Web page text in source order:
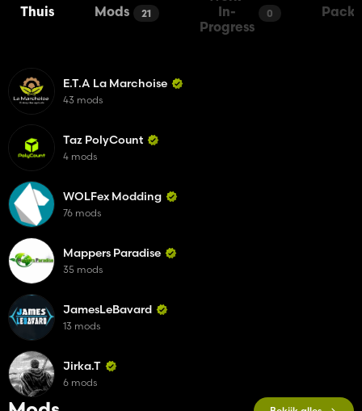
Thuis Mods 21
In-
Progress
0 Packs
E.T.A La Marchoise
43 mods
Taz PolyCount
4 mods
WOLFex Modding
76 mods
Mappers Paradise
35 mods
JamesLeBavard
13 mods
Jirka.T
6 mods